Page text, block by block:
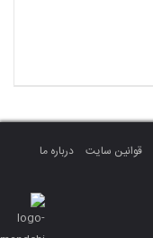
قوانین سایت
درباره ما